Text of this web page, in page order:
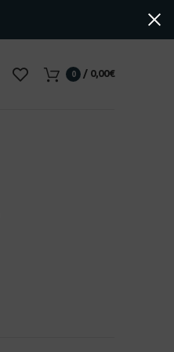
0 / 0,00€